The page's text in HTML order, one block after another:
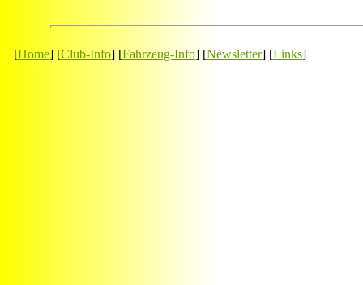
[Home] [Club-Info] [Fahrzeug-Info] [Newsletter] [Links]